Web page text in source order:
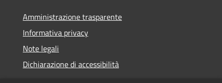
Amministrazione trasparente
Informativa privacy
Note legali
Dichiarazione di accessibilità